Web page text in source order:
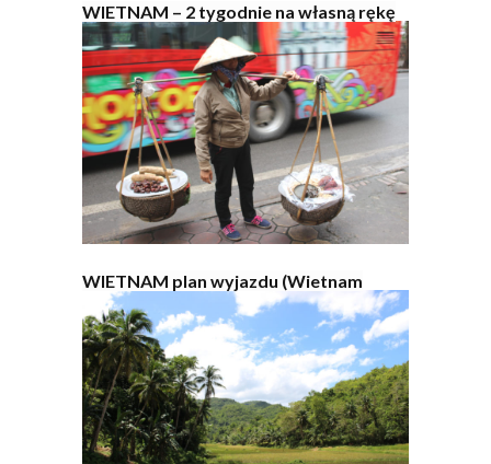
WIETNAM – 2 tygodnie na własną rękę
WIETNAM plan wyjazdu (Wietnam